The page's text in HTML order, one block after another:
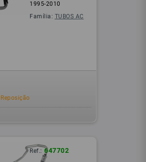
1995-2010
Família: TUBOS AC
Reposição
Ref.: 647702